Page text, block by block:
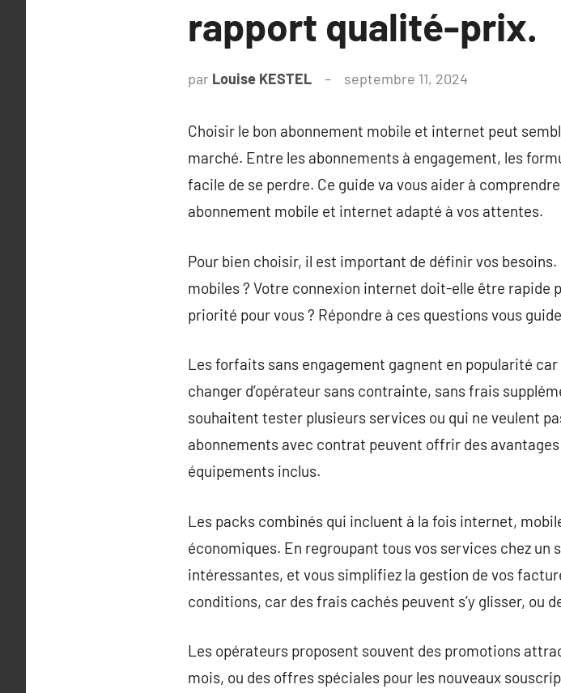
rapport qualité-prix.
par Louise KESTEL septembre 11, 2024
Choisir le bon abonnement mobile et internet peut
marché. Entre les abonnements à engagement, les
facile de se perdre. Ce guide va vous aider à
abonnement mobile et internet adapté à vos attentes.
Pour bien choisir, il est important de définir vos
mobiles ? Votre connexion internet doit-elle être rapide
priorité pour vous ? Répondre à ces questions vous
Les forfaits sans engagement gagnent en popularité
changer d’opérateur sans contrainte, sans frais
souhaitent tester plusieurs services ou qui ne veulent
abonnements avec contrat peuvent offrir des
équipements inclus.
Les packs combinés qui incluent à la fois internet,
économiques. En regroupant tous vos services chez un
intéressantes, et vous simplifiez la gestion de vos
conditions, car des frais cachés peuvent s’y glisser, ou
Les opérateurs proposent souvent des promotions
mois, ou des offres spéciales pour les nouveaux